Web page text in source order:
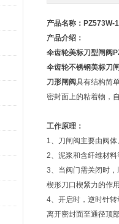
产品名称： PZ573W-
产品介绍：
伞齿轮美标刀型闸阀
伞齿轮不锈钢美标刀
刀形闸阀具有结构简
密封面上的粘着物，
工作原理：
1、刀闸阀主要由阀
2、泥浆和含纤维材
3、当阀门需关闭时
楔形刀口楔紧力的作
4、开启时，逆时针
离开密封面至通径顶